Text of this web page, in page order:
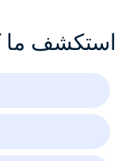
استكشف ما